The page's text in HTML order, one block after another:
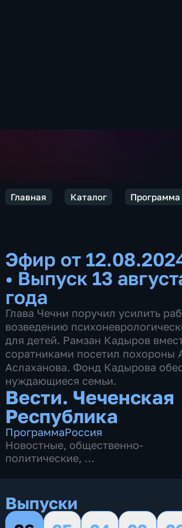
Главная Каталог Программа
Эфир от
• Выпуск 13
года
Глава Чечни поручил усилить
возведению
для детей. Рамзан Кадыров
соратниками посетил похороны
Аслаханова. Фонд Кадырова
нуждающиеся семьи.
Вести. Чеченская
Республика
ПрограммаРоссия
Новостные, общественно-
политические,
Выпуски